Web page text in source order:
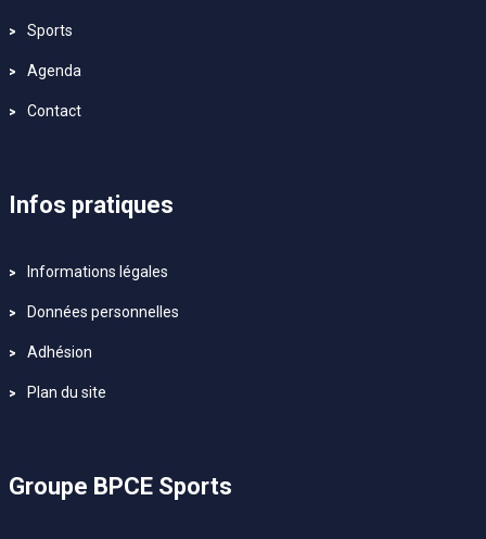
Sports
Agenda
Contact
Infos pratiques
Informations légales
Données personnelles
Adhésion
Plan du site
Groupe BPCE Sports